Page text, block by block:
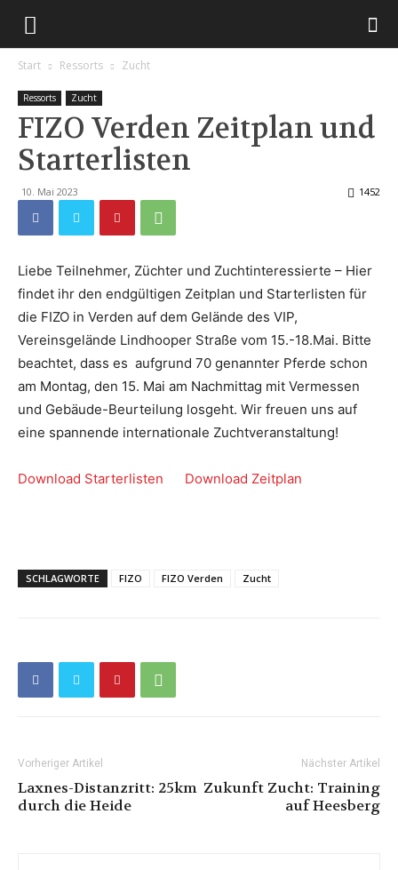
Start Ressorts Zucht
Ressorts Zucht
FIZO Verden Zeitplan und
Starterlisten
10. Mai 2023 1452
Liebe Teilnehmer, Züchter und Zuchtinteressierte – Hier
findet ihr den endgültigen Zeitplan und Starterlisten für
die FIZO in Verden auf dem Gelände des VIP,
Vereinsgelände Lindhooper Straße vom 15.-18.Mai. Bitte
beachtet, dass es aufgrund 70 genannter Pferde schon
am Montag, den 15. Mai am Nachmittag mit Vermessen
und Gebäude-Beurteilung losgeht. Wir freuen uns auf
eine spannende internationale Zuchtveranstaltung!
Download Starterlisten Download Zeitplan
SCHLAGWORTE FIZO FIZO Verden Zucht
Vorheriger Artikel
Laxnes-Distanzritt: 25km
durch die Heide
Nächster Artikel
Zukunft Zucht: Training
auf Heesberg